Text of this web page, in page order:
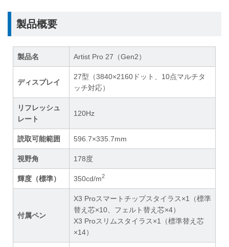
製品概要
製品名 Artist Pro 27（Gen2）
ディスプレイ
27型（3840×2160ドット、10点マルチタ
ッチ対応）
リフレッシュ
レート
120Hz
読取可能範囲 596.7×335.7mm
視野角 178度
輝度（標準） 350cd/m2
付属ペン
X3 Proスマートチップスタイラス×1（標準
替え芯×10、フェルト替え芯×4）
X3 Proスリムスタイラス×1（標準替え芯
×14）